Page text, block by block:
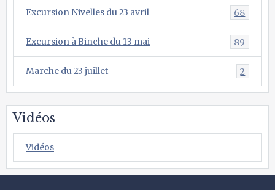
Excursion Nivelles du 23 avril 68
Excursion à Binche du 13 mai 89
Marche du 23 juillet 2
Vidéos
Vidéos